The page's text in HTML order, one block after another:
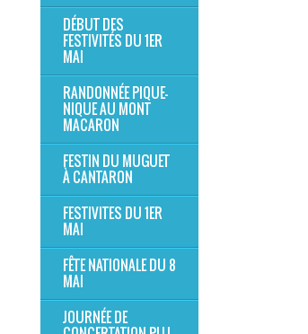
DÉBUT DES
FESTIVITÉS DU 1ER
MAI
RANDONNÉE PIQUE-
NIQUE AU MONT
MACARON
FESTIN DU MUGUET
À CANTARON
FESTIVITES DU 1ER
MAI
FÊTE NATIONALE DU 8
MAI
JOURNÉE DE